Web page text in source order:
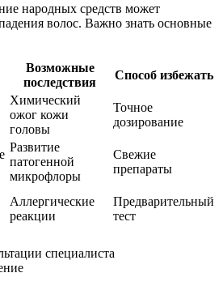
народных средств может
волос. Важно знать основные
Возможные
последствия
Способ избежать
Химический
ожог кожи
головы
Точное
дозирование
Развитие
патогенной
микрофлоры
Свежие
препараты
Аллергические
реакции
Предварительный
тест
специалиста